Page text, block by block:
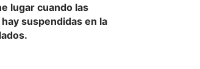
lugar cuando las
suspendidas en la